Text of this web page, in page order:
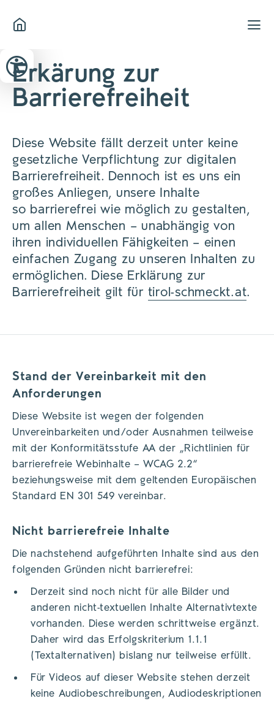
Erkärung zur
Barrierefreiheit
Diese Website fällt derzeit unter keine
gesetzliche Verpflichtung zur digitalen
Barrierefreiheit. Dennoch ist es uns ein
großes Anliegen, unsere Inhalte
so barrierefrei wie möglich zu gestalten,
um allen Menschen – unabhängig von
ihren individuellen Fähigkeiten – einen
einfachen Zugang zu unseren Inhalten zu
ermöglichen. Diese Erklärung zur
Barrierefreiheit gilt für tirol-schmeckt.at.
Stand der Vereinbarkeit mit den
Anforderungen
Diese Website ist wegen der folgenden
Unvereinbarkeiten und/oder Ausnahmen teilweise
mit der Konformitätsstufe AA der „Richtlinien für
barrierefreie Webinhalte – WCAG 2.2“
beziehungsweise mit dem geltenden Europäischen
Standard EN 301 549 vereinbar.
Nicht barrierefreie Inhalte
Die nachstehend aufgeführten Inhalte sind aus den
folgenden Gründen nicht barrierefrei:
Derzeit sind noch nicht für alle Bilder und
anderen nicht-textuellen Inhalte Alternativtexte
vorhanden. Diese werden schrittweise ergänzt.
Daher wird das Erfolgskriterium 1.1.1
(Textalternativen) bislang nur teilweise erfüllt.
Für Videos auf dieser Website stehen derzeit
keine Audiobeschreibungen, Audiodeskriptionen